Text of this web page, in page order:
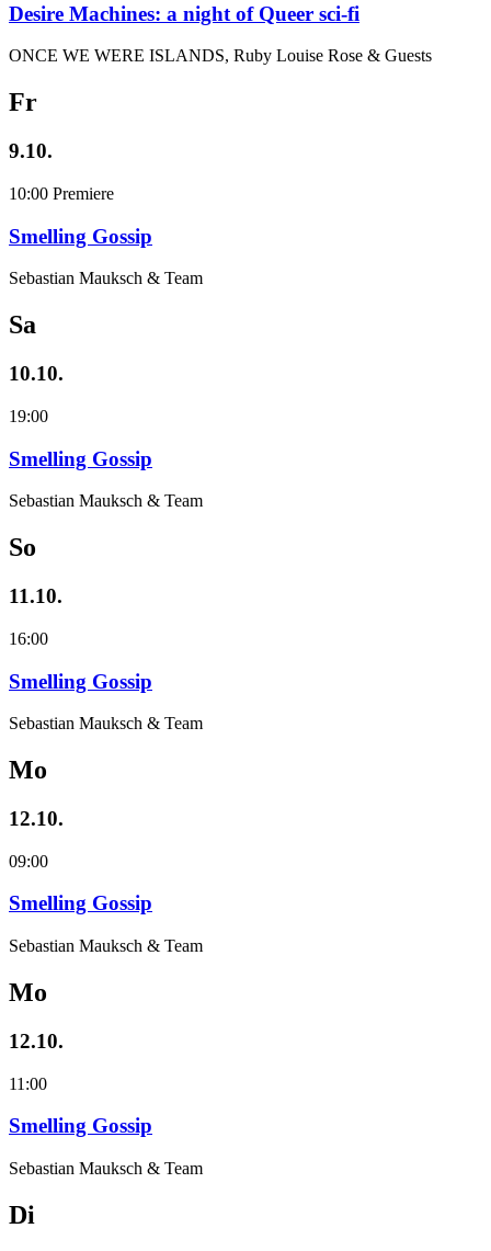
Desire Machines: a night of Queer sci-fi
ONCE WE WERE ISLANDS, Ruby Louise Rose & Guests
Fr
9.10.
10:00 Premiere
Smelling Gossip
Sebastian Mauksch & Team
Sa
10.10.
19:00
Smelling Gossip
Sebastian Mauksch & Team
So
11.10.
16:00
Smelling Gossip
Sebastian Mauksch & Team
Mo
12.10.
09:00
Smelling Gossip
Sebastian Mauksch & Team
Mo
12.10.
11:00
Smelling Gossip
Sebastian Mauksch & Team
Di